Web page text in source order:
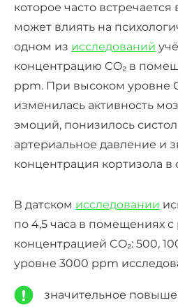
которое часто
может влиять на
одном из исследований
концентрацию CO₂ в
ppm. При высоком уровне
изменилась активность
эмоций, понизилось
артериальное давление и
концентрация кортизола в
В датском исследовании
по 4,5 часа в помещениях с
концентрацией CO₂: 500,
уровне 3000 ppm
значительное